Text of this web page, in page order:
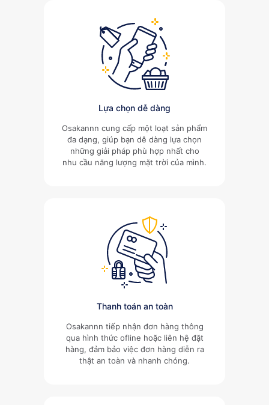
Lựa chọn dễ dàng
Osakannn cung cấp một loạt sản phẩm
đa dạng, giúp bạn dễ dàng lựa chọn
những giải pháp phù hợp nhất cho
nhu cầu năng lượng mặt trời của mình.
Thanh toán an toàn
Osakannn tiếp nhận đơn hàng thông
qua hình thức ofline hoặc liên hệ đặt
hàng, đảm bảo việc đơn hàng diễn ra
thật an toàn và nhanh chóng.